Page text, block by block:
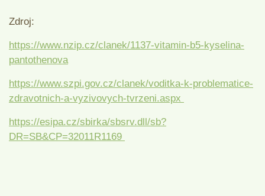
Zdroj:
https://www.nzip.cz/clanek/1137-vitamin-b5-kyselina-
pantothenova
https://www.szpi.gov.cz/clanek/voditka-k-problematice-
zdravotnich-a-vyzivovych-tvrzeni.aspx
https://esipa.cz/sbirka/sbsrv.dll/sb?
DR=SB&CP=32011R1169